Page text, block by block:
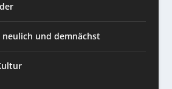
und demnächst